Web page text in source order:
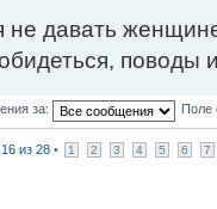
давать
поводы
за: Поле
16 из 28 • 1 2 3 4 5 6 7